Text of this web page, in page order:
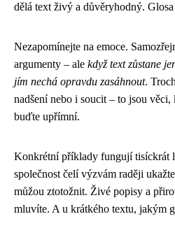
dělá text živý a důvěryhodný.
Nezapomínejte na emoce.
argumenty – ale když text zůstane
jím nechá opravdu zasáhnout.
nadšení nebo i soucit – to jsou
buďte upřímní.
Konkrétní příklady fungují tisíckrát
společnost čelí výzvám raději
můžou ztotožnit. Živé popisy a
mluvíte. A u krátkého textu, jakým